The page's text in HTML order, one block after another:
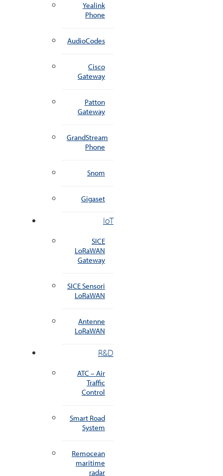
Yealink
Phone
AudioCodes
Cisco
Gateway
Patton
Gateway
GrandStream
Phone
Snom
Gigaset
IoT
SICE
LoRaWAN
Gateway
SICE Sensori
LoRaWAN
Antenne
LoRaWAN
R&D
ATC – Air
Traffic
Control
Smart Road
System
Remocean
maritime
radar